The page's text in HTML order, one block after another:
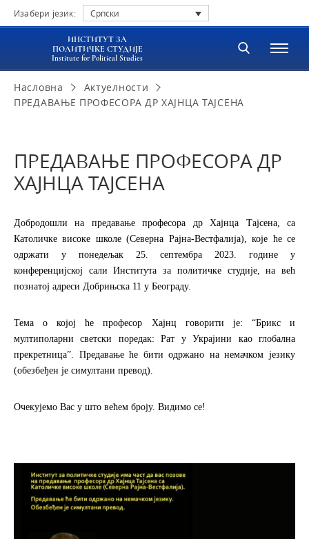
Изабери језик: Српски
ИНСТИТУТ ЗА
ПОЛИТИЧКЕ СТУДИЈЕ
Institute for Political Studies
Насловна
Актуелности
ПРЕДАВАЊЕ ПРОФЕСОРА ДР ХАЈНЦА ТАЈСЕНА
ПРЕДАВАЊЕ ПРОФЕСОРА ДР
ХАЈНЦА ТАЈСЕНА
Добродошли на предавање професора др Хајнца Тајсена, са
Католичке високе школе (Северна Рајна-Вестфалија), које ће се
одржати у понедељак 25. септембра 2023. године у
конференцијској сали Института за политичке студије, на већ
познатој адреси Добрињска 11 у Београду.
Тема о којој ће професор Хајнц говорити је: “Брикс и
мултиполарни светски поредак: Рат у Украјини као глобална
прекретница”. Предавање ће бити одржано на немачком језику
(обезбеђен је симултани превод).
Очекујемо Вас у што већем броју. Видимо се!